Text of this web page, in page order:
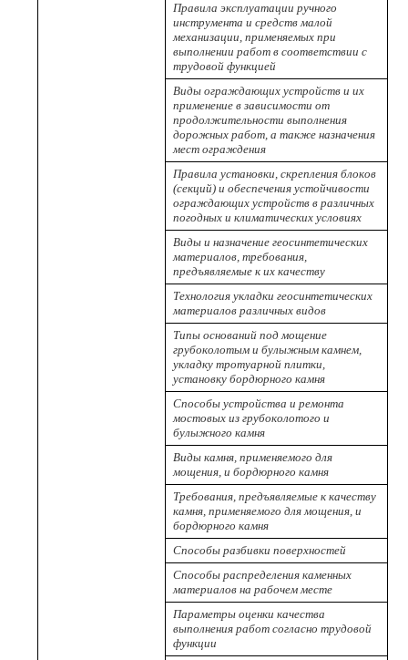
Правила эксплуатации ручного
инструмента и средств малой
механизации, применяемых при
выполнении работ в соответствии с
трудовой функцией
Виды ограждающих устройств и их
применение в зависимости от
продолжительности выполнения
дорожных работ, а также назначения
мест ограждения
Правила установки, скрепления блоков
(секций) и обеспечения устойчивости
ограждающих устройств в различных
погодных и климатических условиях
Виды и назначение геосинтетических
материалов, требования,
предъявляемые к их качеству
Технология укладки геосинтетических
материалов различных видов
Типы оснований под мощение
грубоколотым и булыжным камнем,
укладку тротуарной плитки,
установку бордюрного камня
Способы устройства и ремонта
мостовых из грубоколотого и
булыжного камня
Виды камня, применяемого для
мощения, и бордюрного камня
Требования, предъявляемые к качеству
камня, применяемого для мощения, и
бордюрного камня
Способы разбивки поверхностей
Способы распределения каменных
материалов на рабочем месте
Параметры оценки качества
выполнения работ согласно трудовой
функции